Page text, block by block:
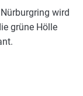
wird
grüne Hölle